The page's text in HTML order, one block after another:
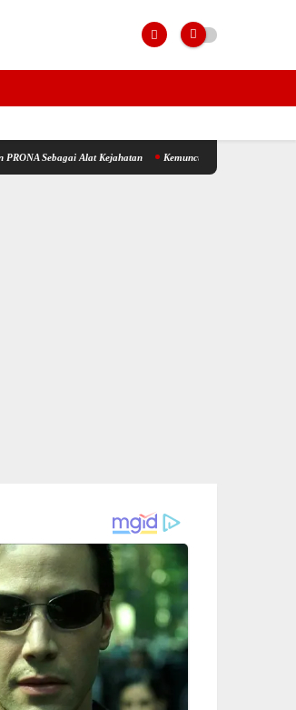
Alat Kejahatan Kemunculan Sertipikat PRONA di Blok 12